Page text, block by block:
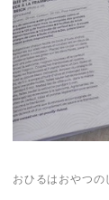
おひるはおやつの